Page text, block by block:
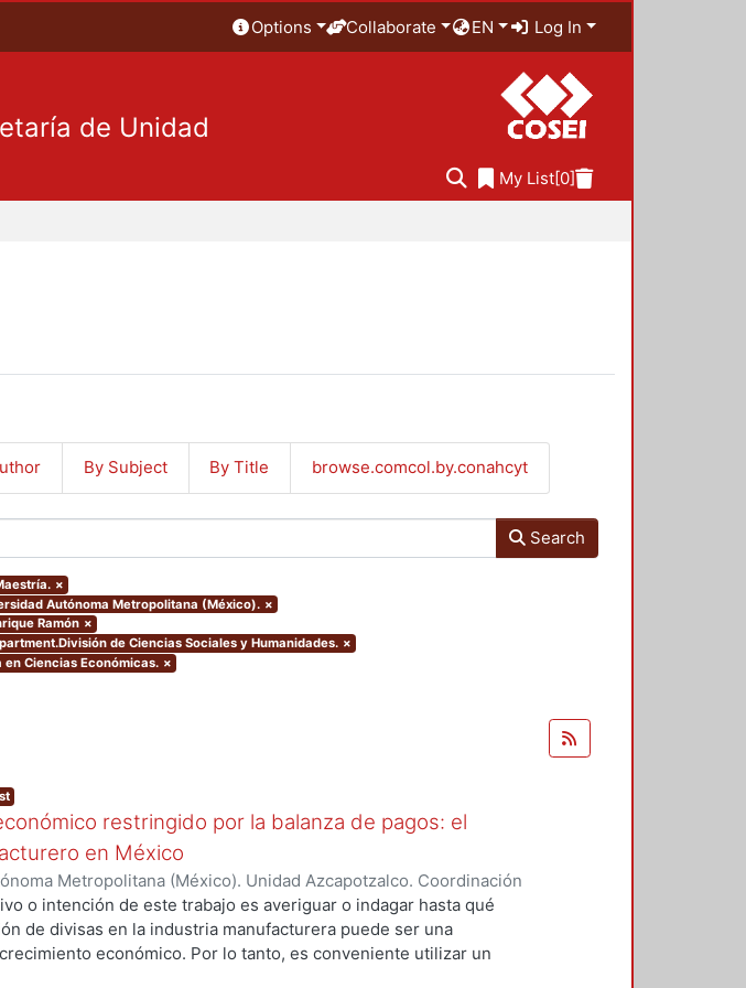
Options Collaborate EN Log In
de Unidad
My List[0]
By Subject By Title browse.comcol.by.conahcyt
Search
×
Autónoma Metropolitana (México). ×
Ramón ×
de Ciencias Sociales y Humanidades. ×
Ciencias Económicas. ×
restringido por la balanza de pagos: el
en México
Metropolitana (México). Unidad Azcapotzalco. Coordinación
,2016 )Cisneros Ortiz, Carlos Alberto
o intención de este trabajo es averiguar o indagar hasta qué
de divisas en la industria manufacturera puede ser una
económico. Por lo tanto, es conveniente utilizar un